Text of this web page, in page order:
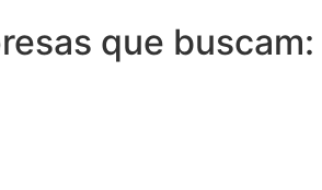
que buscam: